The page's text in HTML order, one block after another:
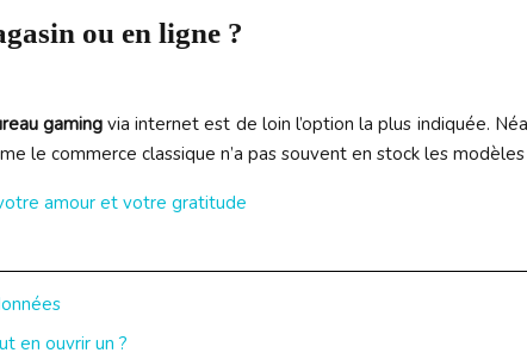
ou en ligne ?
gaming via internet est de loin l’option la plus indiquée.
le commerce classique n’a pas souvent en stock les
amour et votre gratitude
en ouvrir un ?